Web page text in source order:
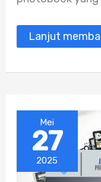
Keperluan
Lanjut
Mei
27
2025